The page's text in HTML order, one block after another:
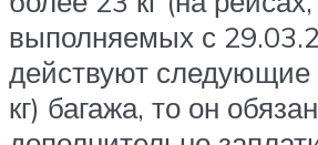
выполняемых с
действуют следующие
кг) багажа, то он обязан